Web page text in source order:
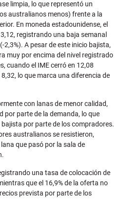
limpia, lo que representó un
australianos menos) frente a la
En moneda estadounidense, el
registrando una baja semanal
A pesar de este inicio bajista,
muy por encima del nivel registrado
cuando el IME cerró en 12,08
lo que marca una diferencia de
con lanas de menor calidad,
por parte de la demanda, lo que
por parte de los compradores.
australianos se resistieron,
que pasó por la sala de
una tasa de colocación de
que el 16,9% de la oferta no
prevista por parte de los